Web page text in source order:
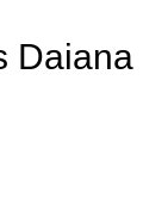
Daiana